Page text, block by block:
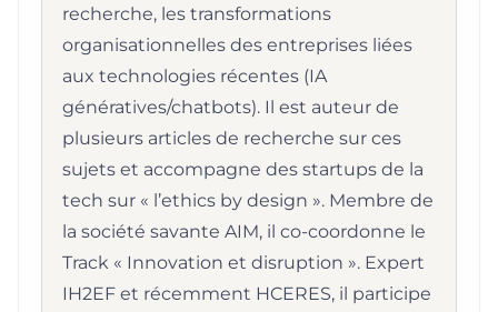
recherche, les transformations
organisationnelles des entreprises liées
aux technologies récentes (IA
génératives/chatbots). Il est auteur de
plusieurs articles de recherche sur ces
sujets et accompagne des startups de la
tech sur « l’ethics by design ». Membre de
la société savante AIM, il co-coordonne le
Track « Innovation et disruption ». Expert
IH2EF et récemment HCERES, il participe